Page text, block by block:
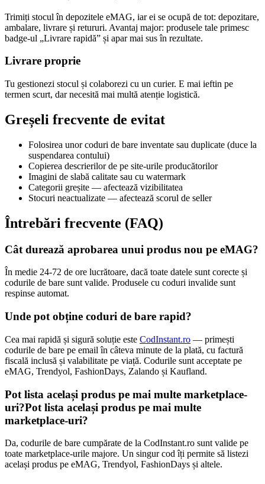
Trimiți stocul în depozitele eMAG, iar ei se ocupă de tot: depozitare,
ambalare, livrare și retururi. Avantaj major: produsele tale primesc
badge-ul „Livrare rapidă” și apar mai sus în rezultate.
Livrare proprie
Tu gestionezi stocul și colaborezi cu un curier. E mai ieftin pe
termen scurt, dar necesită mai multă atenție logistică.
Greșeli frecvente de evitat
Folosirea unor coduri de bare inventate sau duplicate (duce la
suspendarea contului)
Copierea descrierilor de pe site-urile producătorilor
Imagini de slabă calitate sau cu watermark
Categorii greșite — afectează vizibilitatea
Stocuri neactualizate — afectează scorul de seller
Întrebări frecvente (FAQ)
Cât durează aprobarea unui produs nou pe eMAG?
În medie 24-72 de ore lucrătoare, dacă toate datele sunt corecte și
codurile de bare sunt valide. Produsele cu coduri invalide sunt
respinse automat.
Unde pot obține coduri de bare rapid?
Cea mai rapidă și sigură soluție este CodInstant.ro — primești
codurile de bare pe email în câteva minute de la plată, cu factură
fiscală inclusă și valabilitate pe viață. Codurile sunt acceptate pe
eMAG, Trendyol, FashionDays, Zalando și Kaufland.
Pot lista același produs pe mai multe marketplace-
uri?Pot lista același produs pe mai multe
marketplace-uri?
Da, codurile de bare cumpărate de la CodInstant.ro sunt valide pe
toate marketplace-urile majore. Un singur cod îți permite să listezi
același produs pe eMAG, Trendyol, FashionDays și altele.